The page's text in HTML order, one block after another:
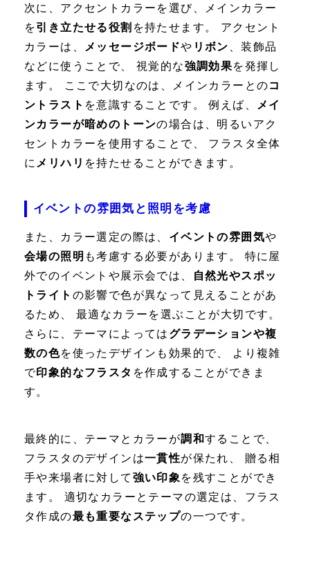
次に、アクセントカラーを選び、メインカラー
を引き立たせる役割 を持たせます。 アクセント
カラーは、 メッセージボードや リボン 、装飾品
などに使うことで、 視覚的な強調効果を発揮し
ます。 ここで大切なのは、メインカラーとのコ
ントラスト を意識することです。 例えば、 メイ
ンカラーが暗めのトーンの場合は、明るいアク
セントカラーを使用することで、 フラスタ全体
にメリハリ を持たせることができます。
イベントの雰囲気と照明を考慮
また、カラー選定の際は、 イベントの雰囲気や
会場の照明 も考慮する必要があります。 特に屋
外でのイベントや展示会では、
自然光やスポッ
トライト の影響で色が異なって見えることがあ
るため、 最適なカラーを選ぶことが大切です。
さらに、テーマによっては グラデーションや複
数の色を使ったデザインも効果的で、 より複雑
で印象的なフラスタ を作成することができま
す。
最終的に、テーマとカラーが調和することで、
フラスタのデザインは一貫性が保たれ、 贈る相
手や来場者に対して 強い印象 を残すことができ
ます。 適切なカラーとテーマの選定は、フラス
タ作成の最も重要なステップの一つです。